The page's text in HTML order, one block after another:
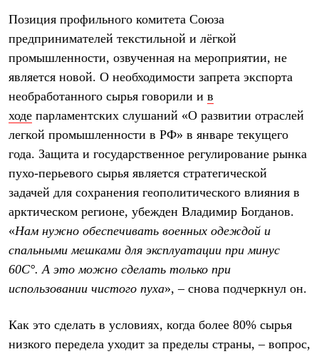
Аксессуары для спальников
Сумки и баулы
Баулы
Кошельки
Сумки
Гермомешки
Полезные аксессуары
Книги
Еда
Обувь
Женская обувь
Ботинки
Мужская обувь
Ботинки
Кроссовки
Сапоги
Гамаши и бахилы
Бахилы
Тапочки
Уход за обувью
Позиция профильного комитета Союза
предпринимателей текстильной и лёгкой
промышленности, озвученная на мероприятии, не
является новой. О необходимости запрета экспорта
необработанного сырья говорили и в
ходе парламентских слушаний «О развитии отраслей
легкой промышленности в РФ» в январе текущего
года. Защита и государственное регулирование рынка
пухо-перьевого сырья является стратегической
задачей для сохранения геополитического влияния в
арктическом регионе, убежден Владимир Богданов.
«Нам нужно обеспечивать военных одеждой и
спальными мешками для эксплуатации при минус
60С°. А это можно сделать только при
использовании чистого пуха», – снова подчеркнул он.
Как это сделать в условиях, когда более 80% сырья
низкого передела уходит за пределы страны, – вопрос,